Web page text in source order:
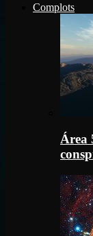
Complots
Área